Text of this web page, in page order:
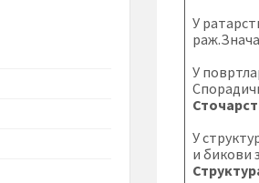
У
У
У
и бикови